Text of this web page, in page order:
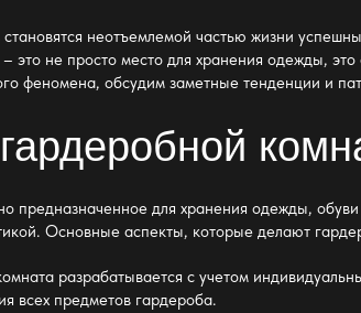
неотъемлемой частью жизни
не просто место для хранения одежды,
феномена, обсудим заметные тенденции и
предназначенное для хранения одежды,
Основные аспекты, которые делают
разрабатывается с учетом
всех предметов гардероба.